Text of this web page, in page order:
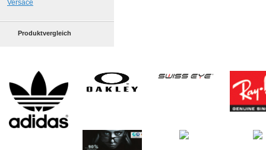
Versace
Produktvergleich